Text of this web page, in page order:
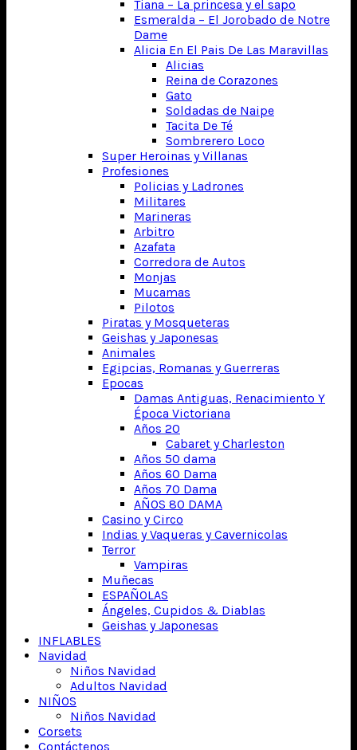
Tiana – La princesa y el sapo
Esmeralda – El Jorobado de Notre
Dame
Alicia En El Pais De Las Maravillas
Alicias
Reina de Corazones
Gato
Soldadas de Naipe
Tacita De Té
Sombrerero Loco
Super Heroinas y Villanas
Profesiones
Policias y Ladrones
Militares
Marineras
Arbitro
Azafata
Corredora de Autos
Monjas
Mucamas
Pilotos
Piratas y Mosqueteras
Geishas y Japonesas
Animales
Egipcias, Romanas y Guerreras
Epocas
Damas Antiguas, Renacimiento Y
Época Victoriana
Años 20
Cabaret y Charleston
Años 50 dama
Años 60 Dama
Años 70 Dama
AÑOS 80 DAMA
Casino y Circo
Indias y Vaqueras y Cavernicolas
Terror
Vampiras
Muñecas
ESPAÑOLAS
Ángeles, Cupidos & Diablas
Geishas y Japonesas
INFLABLES
Navidad
Niños Navidad
Adultos Navidad
NIÑOS
Niños Navidad
Corsets
Contáctenos